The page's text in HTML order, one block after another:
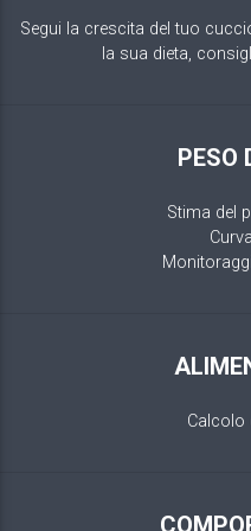
Segui la crescita del tuo
la sua dieta,
PESO
Stima del
Calcolo